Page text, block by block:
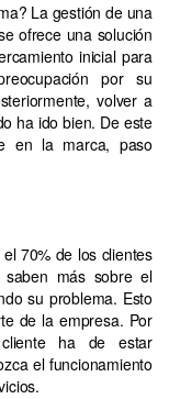
La gestión de una
ofrece una solución
inicial para
por su
volver a
ha ido bien. De este
en la marca, paso
70% de los clientes
más sobre el
su problema. Esto
de la empresa. Por
ha de estar
el funcionamiento